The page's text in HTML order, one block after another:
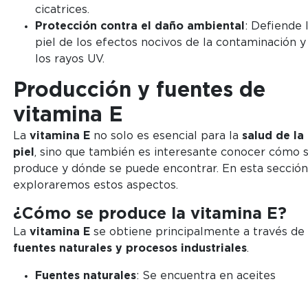
cicatrices.
Protección contra el daño ambiental : Defiende
piel de los efectos nocivos de la contaminación y
los rayos UV.
Producción y fuentes de
vitamina E
La vitamina Eno solo es esencial para la salud de la
piel , sino que también es interesante conocer cómo
produce y dónde se puede encontrar. En esta
exploraremos estos aspectos.
¿Cómo se produce la vitamina E?
La vitamina Ese obtiene principalmente a través de
fuentes naturales y procesos industriales.
Fuentes naturales: Se encuentra en aceites